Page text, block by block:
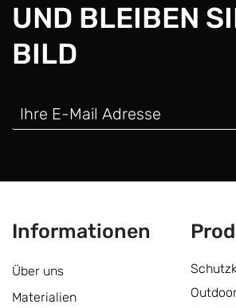
UND BLEIBEN
BILD
Informationen
Über uns
Materialien